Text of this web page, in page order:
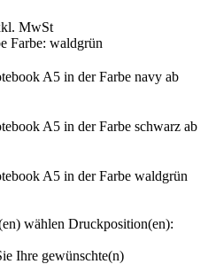
MwSt
Farbe: waldgrün
wählen Druckposition(en):
Ihre gewünschte(n)